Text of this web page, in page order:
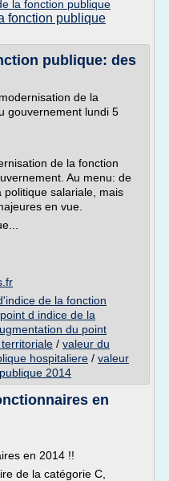
la fonction publique
fonction publique
publique: des
de la
gouvernement lundi 5
de la fonction
Au menu: de
politique salariale, mais
en vue.
de la fonction
d indice de la
du point
/ valeur du
hospitaliere / valeur
2014
en
en 2014 !!
de la catégorie C,